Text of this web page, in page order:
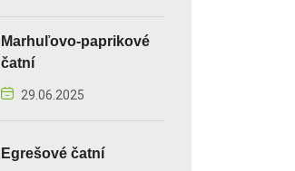
Marhuľovo-paprikové
čatní
29.06.2025
Egrešové čatní